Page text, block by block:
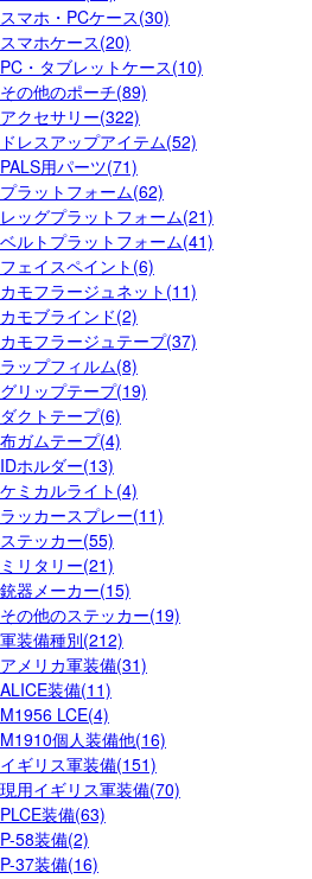
スマホ・PCケース(30)
スマホケース(20)
PC・タブレットケース(10)
その他のポーチ(89)
アクセサリー(322)
ドレスアップアイテム(52)
PALS用パーツ(71)
プラットフォーム(62)
レッグプラットフォーム(21)
ベルトプラットフォーム(41)
フェイスペイント(6)
カモフラージュネット(11)
カモブラインド(2)
カモフラージュテープ(37)
ラップフィルム(8)
グリップテープ(19)
ダクトテープ(6)
布ガムテープ(4)
IDホルダー(13)
ケミカルライト(4)
ラッカースプレー(11)
ステッカー(55)
ミリタリー(21)
銃器メーカー(15)
その他のステッカー(19)
軍装備種別(212)
アメリカ軍装備(31)
ALICE装備(11)
M1956 LCE(4)
M1910個人装備他(16)
イギリス軍装備(151)
現用イギリス軍装備(70)
PLCE装備(63)
P-58装備(2)
P-37装備(16)